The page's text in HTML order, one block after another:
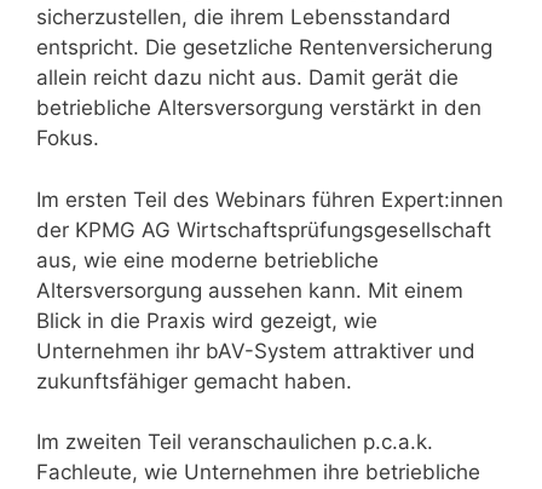
sicherzustellen, die ihrem Lebensstandard
entspricht. Die gesetzliche Rentenversicherung
allein reicht dazu nicht aus. Damit gerät die
betriebliche Altersversorgung verstärkt in den
Fokus.
Im ersten Teil des Webinars führen Expert:innen
der KPMG AG Wirtschaftsprüfungsgesellschaft
aus, wie eine moderne betriebliche
Altersversorgung aussehen kann. Mit einem
Blick in die Praxis wird gezeigt, wie
Unternehmen ihr bAV-System attraktiver und
zukunftsfähiger gemacht haben.
Im zweiten Teil veranschaulichen p.c.a.k.
Fachleute, wie Unternehmen ihre betriebliche